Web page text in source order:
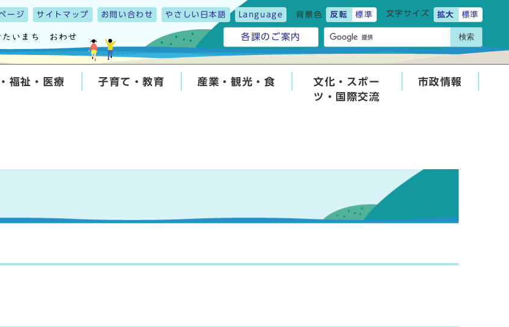
ージ サイトマップ お問い合わせ やさしい日本語 Language 背景色 反転 標準 文字サイズ 拡大 標準
各課のご案内 検索
福祉・医療 子育て・教育 産業・観光・食
文化・スポー
ツ・国際交流
市政情報